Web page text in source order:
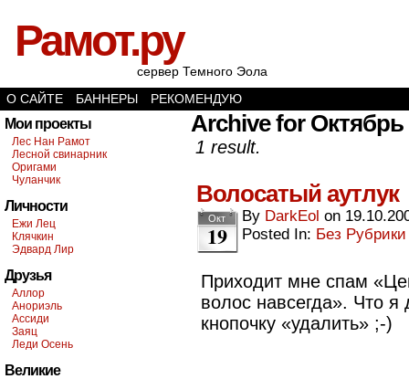
Рамот.ру
сервер Темного Эола
О САЙТЕ
БАННЕРЫ РЕКОМЕНДУЮ
Мои проекты
Лес Нан Рамот
Лесной свинарник
Оригами
Чуланчик
Личности
Ежи Лец
Клячкин
Эдвард Лир
Друзья
Аллор
Анориэль
Ассиди
Заяц
Леди Осень
Великие
Archive for Октябрь
1 result.
Волосатый аутлук
Окт
19
By DarkEol on
Posted In: Без Рубрики
Приходит мне спам
волос навсегда». Что
кнопочку «удалить» ;-)